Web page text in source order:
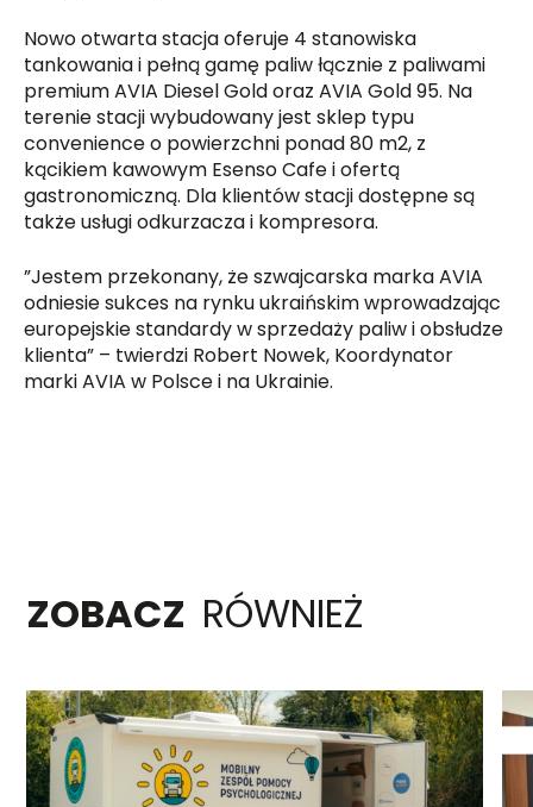
Nowo otwarta stacja oferuje 4 stanowiska
tankowania i pełną gamę paliw łącznie z paliwami
premium AVIA Diesel Gold oraz AVIA Gold 95. Na
terenie stacji wybudowany jest sklep typu
convenience o powierzchni ponad 80 m2, z
kącikiem kawowym Esenso Cafe i ofertą
gastronomiczną. Dla klientów stacji dostępne są
także usługi odkurzacza i kompresora.
”Jestem przekonany, że szwajcarska marka AVIA
odniesie sukces na rynku ukraińskim wprowadzając
europejskie standardy w sprzedaży paliw i obsłudze
klienta” – twierdzi Robert Nowek, Koordynator
marki AVIA w Polsce i na Ukrainie.
ZOBACZ RÓWNIEŻ